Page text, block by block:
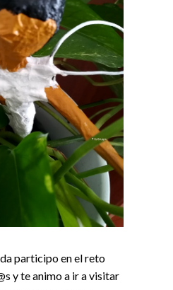
participo en el reto
y te animo a ir a visitar